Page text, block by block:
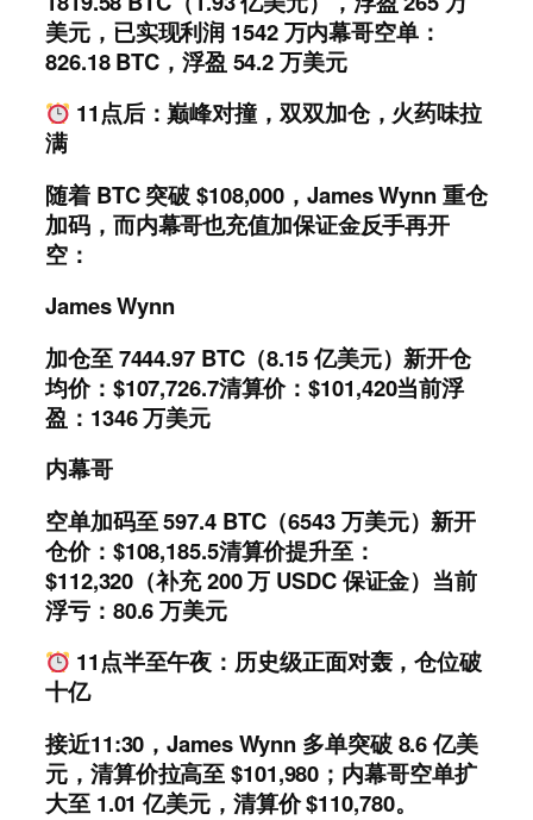
美元，已实现利润 1542 万内幕哥空单：
826.18 BTC，浮盈 54.2 万美元
11点后：巅峰对撞，双双加仓，火药味拉
满
随着 BTC 突破 $108,000，James Wynn 重仓
加码，而内幕哥也充值加保证金反手再开
空：
James Wynn
加仓至 7444.97 BTC（8.15 亿美元）新开仓
均价：$107,726.7清算价：$101,420当前浮
盈：1346 万美元
内幕哥
空单加码至 597.4 BTC（6543 万美元）新开
仓价：$108,185.5清算价提升至：
$112,320（补充 200 万 USDC 保证金）当前
浮亏：80.6 万美元
11点半至午夜：历史级正面对轰，仓位破
十亿
接近11:30，James Wynn 多单突破 8.6 亿美
元，清算价拉高至 $101,980；内幕哥空单扩
大至 1.01 亿美元，清算价 $110,780。